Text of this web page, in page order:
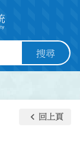
搜尋
keyboard_arrow_left 回上頁